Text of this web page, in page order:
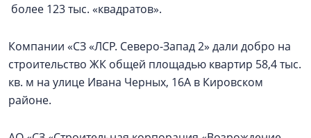
более 123 тыс. «квадратов».
Компании «СЗ «ЛСР. Северо-Запад 2» дали добро на
строительство ЖК общей площадью квартир 58,4 тыс.
кв. м на улице Ивана Черных, 16А в Кировском
районе.